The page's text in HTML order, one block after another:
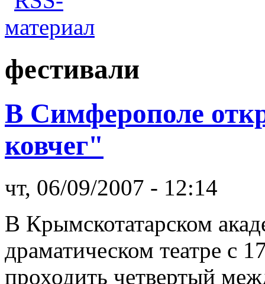
фестивали
В Симферополе
ковчег"
чт, 06/09/2007 - 12:14
В Крымскотатарском
драматическом театре с
проходить четвертый